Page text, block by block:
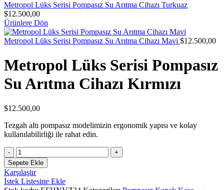
Metropol Lüks Serisi Pompasız Su Arıtma Cihazı Turkuaz
$12.500,00
Ürünlere Dön
Metropol Lüks Serisi Pompasız Su Arıtma Cihazı Mavi $12.500,00
Metropol Lüks Serisi Pompasız
Su Arıtma Cihazı Kırmızı
$12.500,00
Tezgah altı pompasız modelimizin ergonomik yapısı ve kolay
kullanılabilirliği ile rahat edin.
Metropol
Lüks
Serisi
Pompasız
Su
Sepete Ekle
Karşılaştır
İstek Listesine Ekle